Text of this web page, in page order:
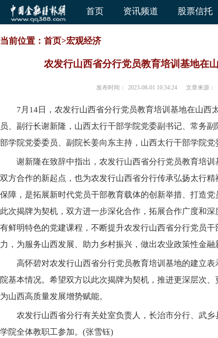
首页 资讯频道 股票信托
当前位置： 首页>宏观经济
农发行山西省分行党员教育培训基地在
发布时间： 2023-08-01 10:34:24 文章来源：
7月14日，农发行山西省分行党员教育培训基地在山西
员、副行长谢新隆，山西太行干部学院党委副书记、常务
部学院党委委员、副院长姜向东主持，山西太行干部学院
谢新隆在致辞中指出，农发行山西省分行党员教育培
双方合作的新起点，也为农发行山西省分行传承弘扬太行
保障，是拓展新时代党员干部教育载体的创新举措、打造
此次揭牌为契机，双方进一步深化合作，拓展合作广度和
有鲜明特色的党建课程，不断提升农发行山西省分行党员
力，为服务山西发展、助力乡村振兴，做出农业政策性金
高怀碧对农发行山西省分行党员教育培训基地的建立
院基本情况。希望双方以此次揭牌为契机，推进更深层次
为山西高质量发展增势赋能。
农发行山西省分行有关处室负责人，长治市分行、武
学院全体教职工参加。(张雪钰)